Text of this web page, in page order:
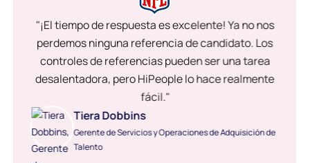
"¡El tiempo de respuesta es excelente! Ya no nos
perdemos ninguna referencia de candidato. Los
controles de referencias pueden ser una tarea
desalentadora, pero HiPeople lo hace realmente
fácil."
Tiera Dobbins
Gerente de Servicios y Operaciones de Adquisición de
Talento